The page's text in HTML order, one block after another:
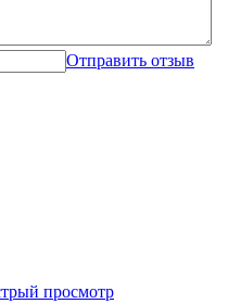
Отправить отзыв
просмотр